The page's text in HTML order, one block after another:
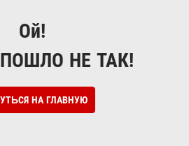
Ой!
НЕ ТАК!
НА ГЛАВНУЮ